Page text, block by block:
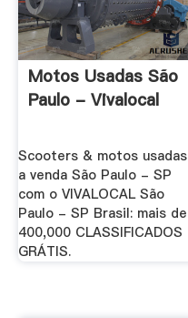
Motos Usadas São
Paulo - Vivalocal
Scooters & motos usadas
a venda São Paulo - SP
com o VIVALOCAL São
Paulo - SP Brasil: mais de
400,000 CLASSIFICADOS
GRÁTIS.